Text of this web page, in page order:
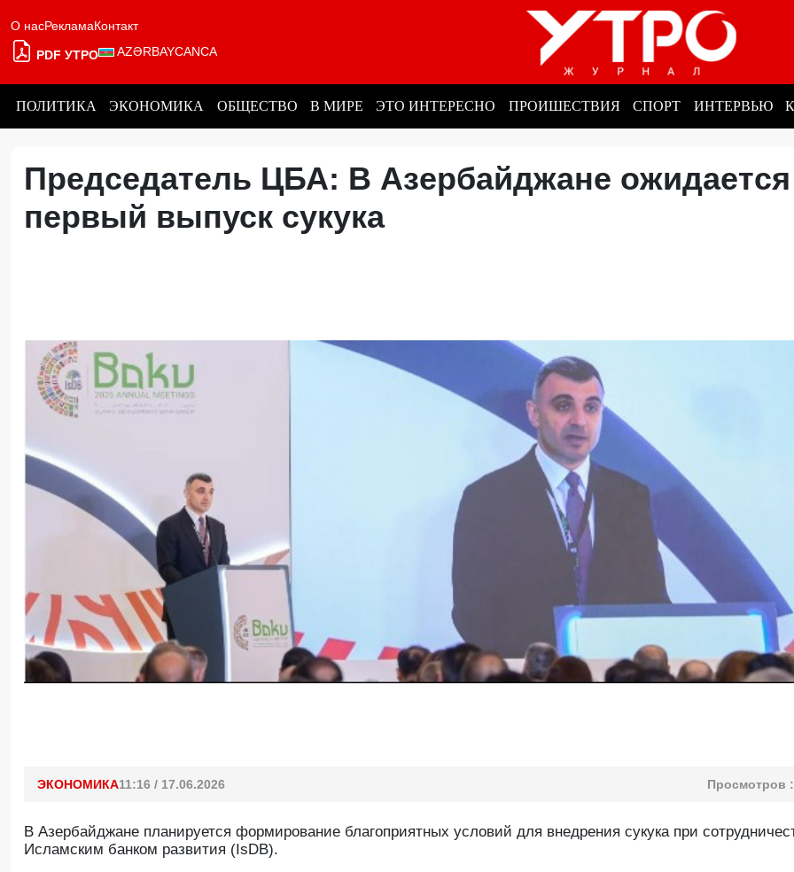
О насРекламаКонтакт
PDF УТРО AZƏRBAYCANCA
ПОЛИТИКА ЭКОНОМИКА ОБЩЕСТВО В МИРЕ ЭТО ИНТЕРЕСНО ПРОИШЕСТВИЯ СПОРТ ИНТЕРВЬЮ
Председатель ЦБА: В Азербайджане ожидается
первый выпуск сукука
ЭКОНОМИКА11:16 / 17.06.2026 Просмотров :
В Азербайджане планируется формирование благоприятных условий для внедрения сукука при
Исламским банком развития (IsDB).